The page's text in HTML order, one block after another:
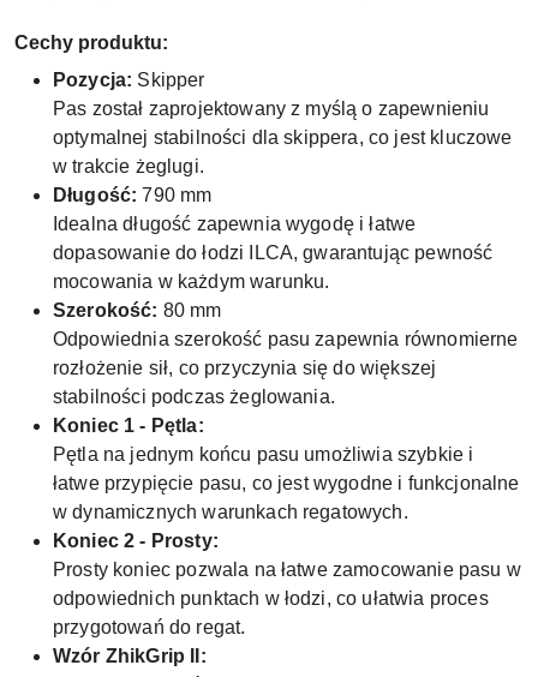
Cechy produktu:
Pozycja: Skipper
Pas został zaprojektowany z myślą o zapewnieniu
optymalnej stabilności dla skippera, co jest kluczowe
w trakcie żeglugi.
Długość: 790 mm
Idealna długość zapewnia wygodę i łatwe
dopasowanie do łodzi ILCA, gwarantując pewność
mocowania w każdym warunku.
Szerokość: 80 mm
Odpowiednia szerokość pasu zapewnia równomierne
rozłożenie sił, co przyczynia się do większej
stabilności podczas żeglowania.
Koniec 1 - Pętla:
Pętla na jednym końcu pasu umożliwia szybkie i
łatwe przypięcie pasu, co jest wygodne i funkcjonalne
w dynamicznych warunkach regatowych.
Koniec 2 - Prosty:
Prosty koniec pozwala na łatwe zamocowanie pasu w
odpowiednich punktach w łodzi, co ułatwia proces
przygotowań do regat.
Wzór ZhikGrip II: